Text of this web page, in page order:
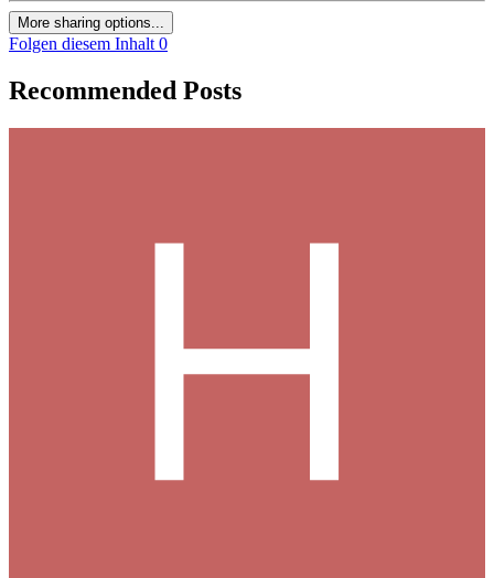
More sharing options...
Folgen diesem Inhalt 0
Recommended Posts